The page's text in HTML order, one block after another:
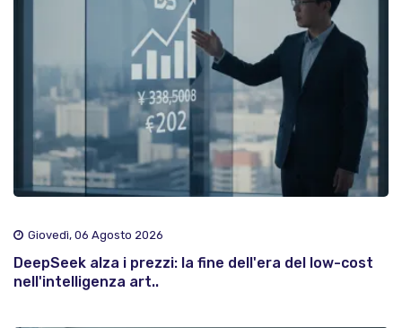
Giovedì, 06 Agosto 2026
DeepSeek alza i prezzi: la fine dell'era del low-cost
nell'intelligenza art..